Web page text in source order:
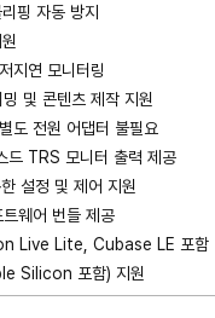
핑 자동 방지
연 모니터링
및 콘텐츠 제작 지원
도 전원 어댑터 불필요
드 TRS 모니터 출력 제공
설정 및 제어 지원
웨어 번들 제공
Live Lite, Cubase LE 포함
Silicon 포함) 지원